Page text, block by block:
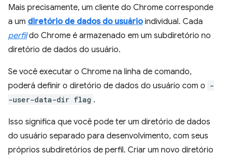
Mais precisamente, um cliente do Chrome corresponde
a um diretório de dados do usuárioindividual. Cada
perfildo Chrome é armazenado em um subdiretório no
diretório de dados do usuário.
Se você executar o Chrome na linha de comando,
poderá definir o diretório de dados do usuário com o -
-user-data-dir flag .
Isso significa que você pode ter um diretório de dados
do usuário separado para desenvolvimento, com seus
próprios subdiretórios de perfil. Criar um novo diretório